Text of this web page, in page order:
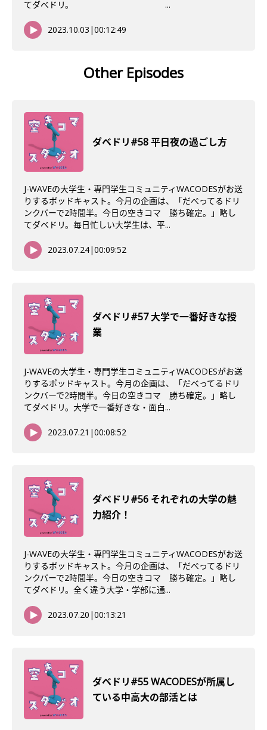
てダべドリ。 ...
2023.10.03 |00:12:49
Other Episodes
ダベドリ#58 平日夜の過ごし方
J-WAVEの大学生・専門学生コミュニティWACODESがお送
りするポッドキャスト。今月の企画は、「だべってるドリ
ンクバーで2時間半。今日の空きコマ 勝ち確定。」略し
てダベドリ。毎日忙しい大学生は、平...
2023.07.24|00:09:52
ダベドリ#57 大学で一番好きな授
業
J-WAVEの大学生・専門学生コミュニティWACODESがお送
りするポッドキャスト。今月の企画は、「だべってるドリ
ンクバーで2時間半。今日の空きコマ 勝ち確定。」略し
てダベドリ。大学で一番好きな・面白...
2023.07.21 |00:08:52
ダベドリ#56 それぞれの大学の魅
力紹介！
J-WAVEの大学生・専門学生コミュニティWACODESがお送
りするポッドキャスト。今月の企画は、「だべってるドリ
ンクバーで2時間半。今日の空きコマ 勝ち確定。」略し
てダベドリ。全く違う大学・学部に通...
2023.07.20 |00:13:21
ダベドリ#55 WACODESが所属し
ている中高大の部活とは